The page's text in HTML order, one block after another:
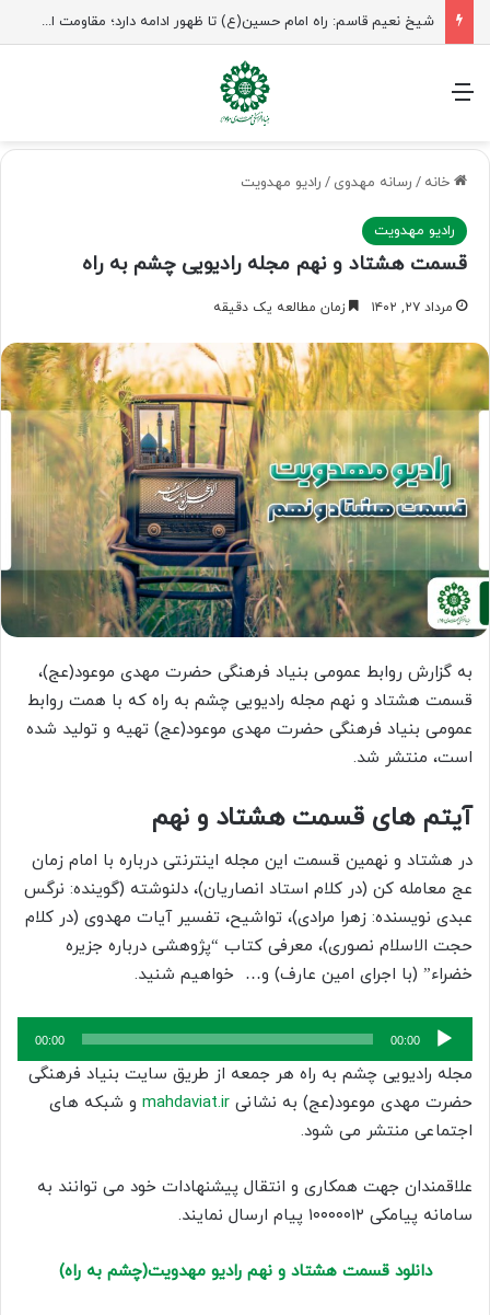
منو
خانه / رسانه مهدوی / رادیو مهدویت
رادیو مهدویت
قسمت هشتاد و نهم مجله رادیویی چشم به راه
مرداد ۲۷, ۱۴۰۲ زمان مطالعه یک دقیقه
به گزارش روابط عمومی بنیاد فرهنگی حضرت مهدی موعود(عج)،
قسمت هشتاد و نهم مجله رادیویی چشم به راه که با همت روابط
عمومی بنیاد فرهنگی حضرت مهدی موعود(عج) تهیه و تولید شده
است، منتشر شد.
آیتم های قسمت هشتاد و نهم
در هشتاد و نهمین قسمت این مجله اینترنتی درباره با امام زمان
عج معامله کن (در کلام استاد انصاریان)، دلنوشته (گوینده: نرگس
عبدی نویسنده: زهرا مرادی)، تواشیح، تفسیر آیات مهدوی (در کلام
حجت الاسلام نصوری)، معرفی کتاب “پژوهشی درباره جزیره
خضراء” (با اجرای امین عارف) و… خواهیم شنید.
پخش‌کننده
صوت
00:00
00:00
مجله رادیویی چشم به راه هر جمعه از طریق سایت بنیاد فرهنگی
حضرت مهدی موعود(عج) به نشانی mahdaviat.ir و شبکه های
اجتماعی منتشر می شود.
علاقمندان جهت همکاری و انتقال پیشنهادات خود می توانند به
سامانه پیامکی ۱۰۰۰۰۰۱۲ پیام ارسال نمایند.
دانلود قسمت هشتاد ونهم رادیو مهدویت(چشم به راه)